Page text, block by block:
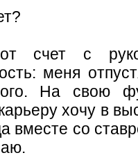
счет с
меня
На свою
хочу в
вместе со